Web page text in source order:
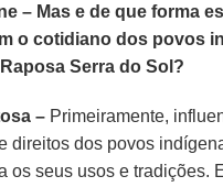
– Mas e de que forma
o cotidiano dos povos
Serra do Sol?
– Primeiramente,
direitos dos povos
os seus usos e tradições.